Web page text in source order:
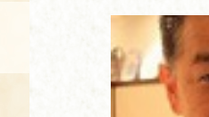
京の食文
アクセス
募集中の
展示